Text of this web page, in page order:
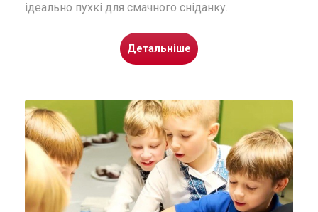
ідеально пухкі для смачного сніданку.
Детальніше